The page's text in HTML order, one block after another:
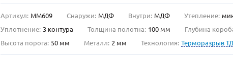
Артикул: ММ609 Снаружи: МДФ Внутри: МДФ Утепление:
Уплотнение: 3 контура Толщина полотна: 100 мм Глубина
Высота порога: 50 мм Металл: 2 мм Технология: Терморазрыв